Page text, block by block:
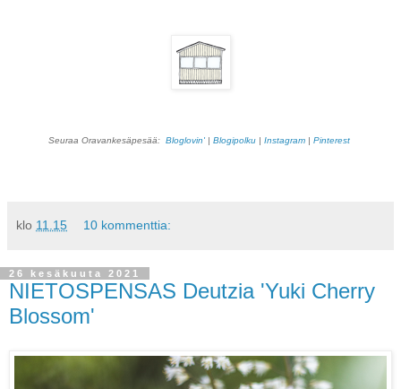
Seuraa Oravankesäpesää: Bloglovin' | Blogipolku | Instagram | Pinterest
klo 11.15 10 kommenttia:
26 kesäkuuta 2021
NIETOSPENSAS Deutzia 'Yuki Cherry
Blossom'